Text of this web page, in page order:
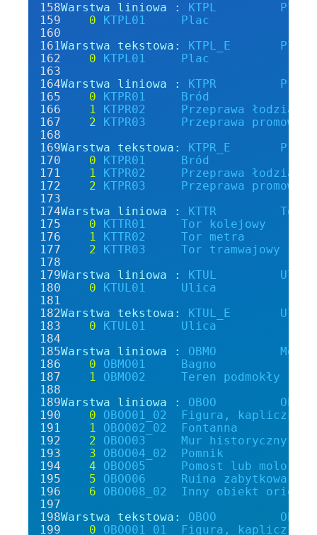
Warstwa liniowa :
KTPL
Plac
0
KTPL01
Plac
Warstwa tekstowa:
KTPL_E Plac
0
KTPL01
Plac
Warstwa liniowa :
KTPR
0
KTPR01
Bród
1
KTPR02 Przeprawa
łodziami
2
KTPR03 Przeprawa
promowa
Warstwa tekstowa:
KTPR_E
0
KTPR01
Bród
1
KTPR02 Przeprawa
łodziami
2
KTPR03 Przeprawa
promowa
Warstwa liniowa :
KTTR
Tor
0
KTTR01 Tor
kolejowy
1
KTTR02 Tor
metra
2
KTTR03 Tor
tramwajowy
Warstwa liniowa :
KTUL
Ulica
0
KTUL01
Ulica
Warstwa tekstowa:
KTUL_E
Ulica
0
KTUL01
Ulica
Warstwa liniowa :
OBMO
0
OBMO01
Bagno
1
OBMO02 Teren
podmokły
Warstwa liniowa :
OBOO
0
OBOO01_02 Figura, kapliczka
1
OBOO02_02
Fontanna
2
OBOO03 Mur
historyczny
3
OBOO04_02
Pomnik
4
OBOO05 Pomost lub
molo
5
OBOO06 Ruina
zabytkowa
6
OBOO08_02 Inny obiekt
Warstwa tekstowa:
OBOO
0
OBOO01_01 Figura, kapliczka